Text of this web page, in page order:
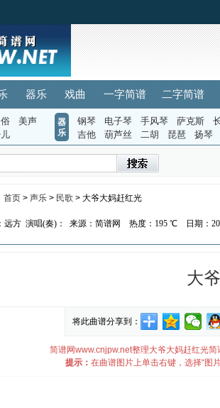
器乐 戏曲 一字简谱 二字简谱
美声
器
乐
钢琴 电子琴 手风琴 萨克斯
吉他
葫芦丝 二胡 琵琶 扬琴
首页 > 声乐 > 民歌 > 大爷大妈赶红光
远方 演唱(奏)： 来源：简谱网 热度： 195 ℃ 日期：
大
将此曲谱分享到：
简谱网www.cnjpw.net整理大爷大妈赶红光
提示： 在曲谱图片上单击右键，选择“图